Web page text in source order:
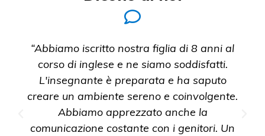
“Abbiamo iscritto nostra figlia di 8 anni al
corso di inglese e ne siamo soddisfatti.
L'insegnante è preparata e ha saputo
creare un ambiente sereno e coinvolgente.
Abbiamo apprezzato anche la
comunicazione costante con i genitori. Un